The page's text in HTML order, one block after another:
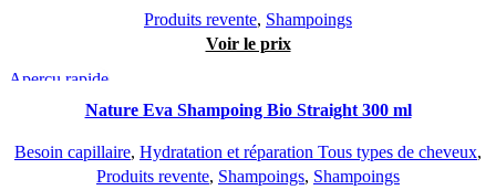
Produits revente, Shampoings
Voir le prix
Aperçu rapide
Nature Eva Shampoing Bio Straight 300 ml
Besoin capillaire, Hydratation et réparation Tous types de cheveux,
Produits revente, Shampoings, Shampoings